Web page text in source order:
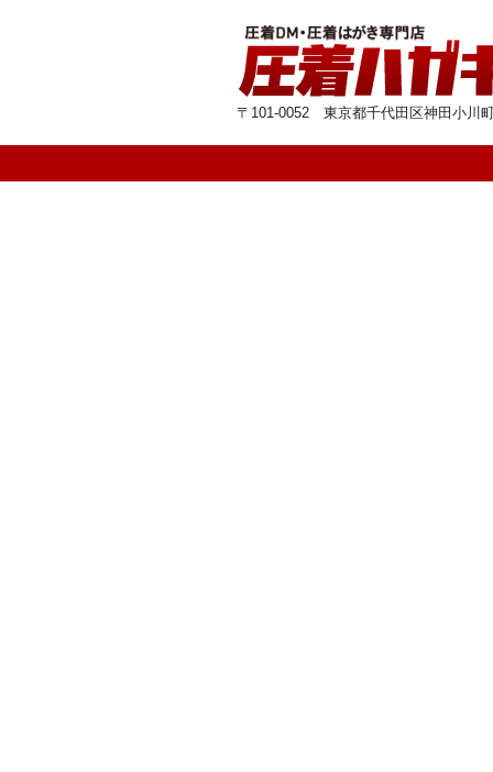
〒101-0052 東京都千代田区神田小川